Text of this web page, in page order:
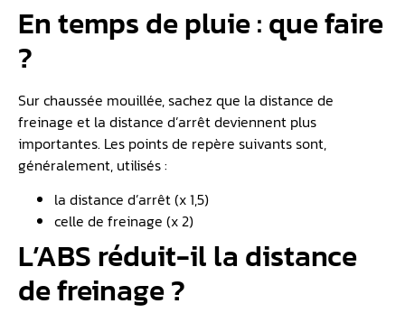
En temps de pluie : que faire
?
Sur chaussée mouillée, sachez que la distance de
freinage et la distance d’arrêt deviennent plus
importantes. Les points de repère suivants sont,
généralement, utilisés :
la distance d’arrêt (x 1,5)
celle de freinage (x 2)
L’ABS réduit-il la distance
de freinage ?